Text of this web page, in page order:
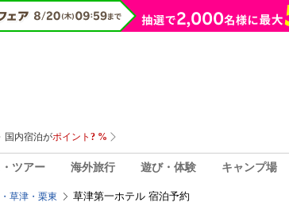
ツアー 海外旅行 遊び・体験 キャンプ場
草津・栗東 草津第一ホテル 宿泊予約